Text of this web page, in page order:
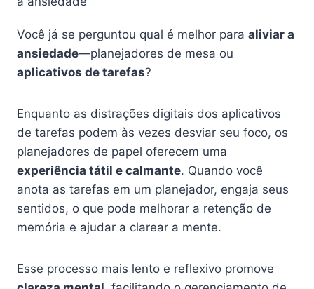
Você já se perguntou qual é melhor para aliviar a
ansiedade—planejadores de mesa ou
aplicativos de tarefas?
Enquanto as distrações digitais dos aplicativos
de tarefas podem às vezes desviar seu foco, os
planejadores de papel oferecem uma
experiência tátil e calmante. Quando você
anota as tarefas em um planejador, engaja seus
sentidos, o que pode melhorar a retenção de
memória e ajudar a clarear a mente.
Esse processo mais lento e reflexivo promove